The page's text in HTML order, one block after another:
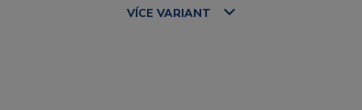
VÍCE VARIANT